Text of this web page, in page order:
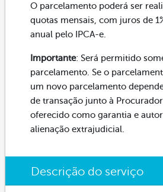
O parcelamento poderá ser
quotas mensais, com juros de
anual pelo IPCA-e.
Importante: Será permitido
parcelamento. Se o
um novo parcelamento
de transação junto à
oferecido como garantia e
alienação extrajudicial.
Descrição do serviço